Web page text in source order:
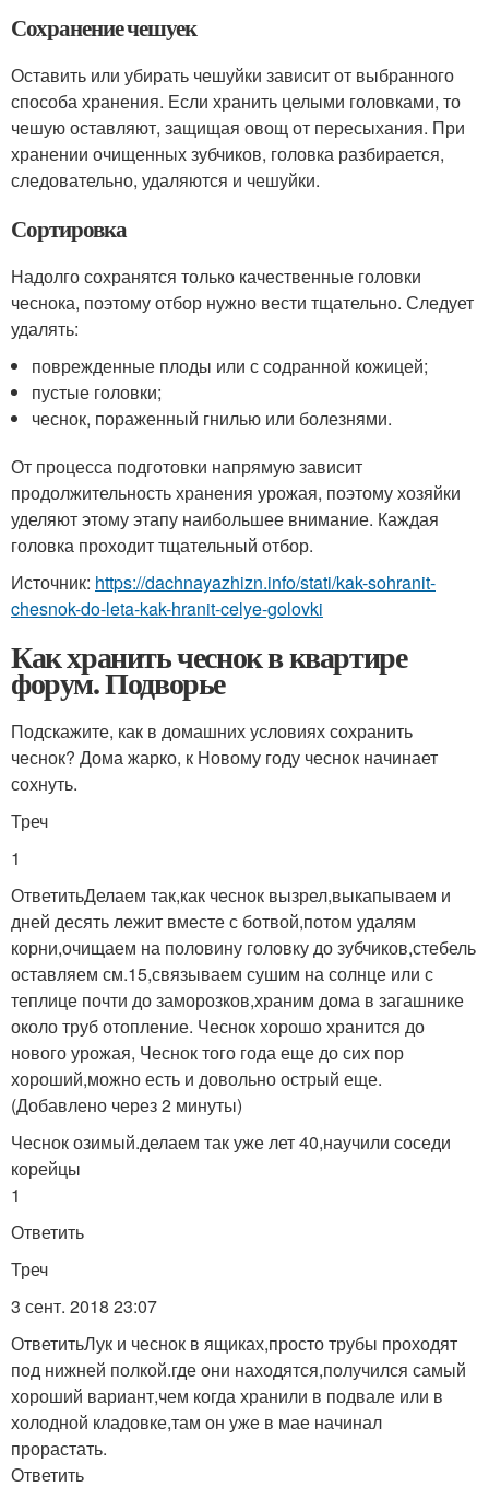
Сохранение чешуек
Оставить или убирать чешуйки зависит от выбранного
способа хранения. Если хранить целыми головками, то
чешую оставляют, защищая овощ от пересыхания. При
хранении очищенных зубчиков, головка разбирается,
следовательно, удаляются и чешуйки.
Сортировка
Надолго сохранятся только качественные головки
чеснока, поэтому отбор нужно вести тщательно. Следует
удалять:
поврежденные плоды или с содранной кожицей;
пустые головки;
чеснок, пораженный гнилью или болезнями.
От процесса подготовки напрямую зависит
продолжительность хранения урожая, поэтому хозяйки
уделяют этому этапу наибольшее внимание. Каждая
головка проходит тщательный отбор.
Источник: https://dachnayazhizn.info/stati/kak-sohranit-
chesnok-do-leta-kak-hranit-celye-golovki
Как хранить чеснок в квартире
форум. Подворье
Подскажите, как в домашних условиях сохранить
чеснок? Дома жарко, к Новому году чеснок начинает
сохнуть.
Треч
1
ОтветитьДелаем так,как чеснок вызрел,выкапываем и
дней десять лежит вместе с ботвой,потом удалям
корни,очищаем на половину головку до зубчиков,стебель
оставляем см.15,связываем сушим на солнце или с
теплице почти до заморозков,храним дома в загашнике
около труб отопление. Чеснок хорошо хранится до
нового урожая, Чеснок того года еще до сих пор
хороший,можно есть и довольно острый еще.
(Добавлено через 2 минуты)
Чеснок озимый.делаем так уже лет 40,научили соседи
корейцы
1
Ответить
Треч
3 сент. 2018 23:07
ОтветитьЛук и чеснок в ящиках,просто трубы проходят
под нижней полкой.где они находятся,получился самый
хороший вариант,чем когда хранили в подвале или в
холодной кладовке,там он уже в мае начинал
прорастать.
Ответить